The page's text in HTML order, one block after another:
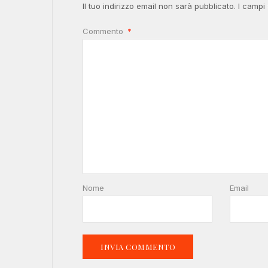
Il tuo indirizzo email non sarà pubblicato. I campi
Commento *
Nome Email